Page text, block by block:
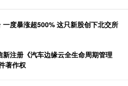
一度暴涨超500% 这只新股创下北交所
新注册《汽车边缘云全生命周期管理
著作权